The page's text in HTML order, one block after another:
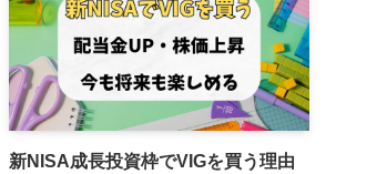
新NISA成長投資枠でVIGを買う理由